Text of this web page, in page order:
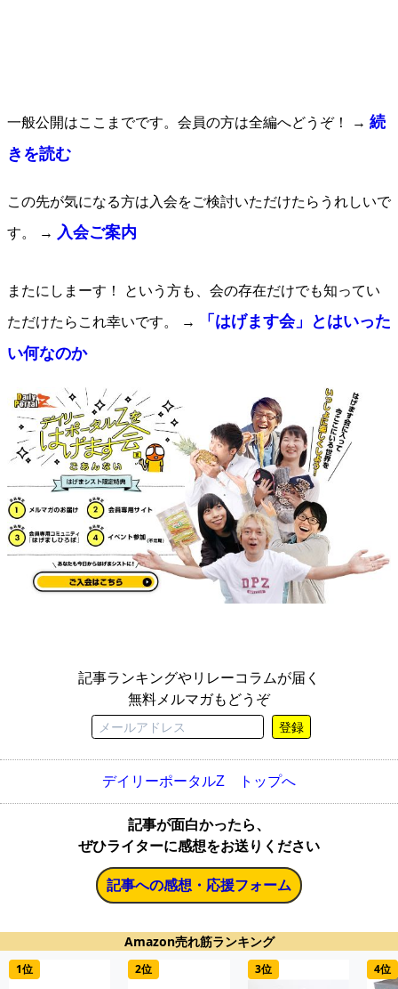
一般公開はここまでです。会員の方は全編へどうぞ！ → 続
きを読む
この先が気になる方は入会をご検討いただけたらうれしいで
す。 → 入会ご案内
またにしまーす！ という方も、会の存在だけでも知ってい
ただけたらこれ幸いです。 →
「はげます会」とはいった
い何なのか
記事ランキングやリレーコラムが届く
無料メルマガもどうぞ
登録
デイリーポータルZ トップへ
記事が面白かったら、
ぜひライターに感想をお送りください
記事への感想・応援フォーム
Amazon売れ筋ランキング
1位 2位 3位 4位